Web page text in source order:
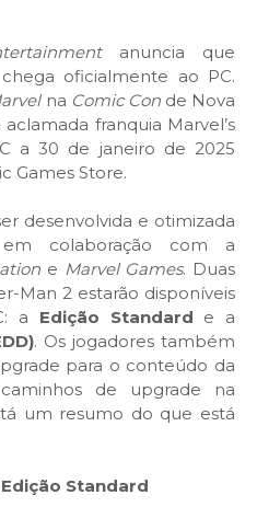
anuncia que
chega oficialmente ao PC.
na Comic Conde Nova
franquia Marvel’s
a 30 de janeiro de 2025
Games Store.
desenvolvida e otimizada
colaboração com a
e Marvel Games. Duas
Man 2 estarão disponíveis
a Edição Standard e a
. Os jogadores também
para o conteúdo da
de upgrade na
um resumo do que está
Edição Standard